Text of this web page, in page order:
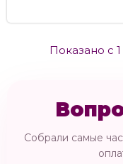
Показано с 1
Собрали самые